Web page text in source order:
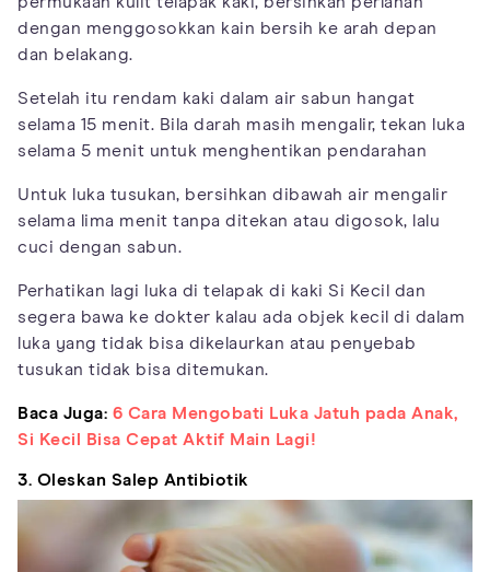
dengan menggosokkan kain bersih ke arah depan
dan belakang.
Setelah itu rendam kaki dalam air sabun hangat
selama 15 menit. Bila darah masih mengalir, tekan luka
selama 5 menit untuk menghentikan pendarahan
Untuk luka tusukan, bersihkan dibawah air mengalir
selama lima menit tanpa ditekan atau digosok, lalu
cuci dengan sabun.
Perhatikan lagi luka di telapak di kaki Si Kecil dan
segera bawa ke dokter kalau ada objek kecil di dalam
luka yang tidak bisa dikelaurkan atau penyebab
tusukan tidak bisa ditemukan.
Baca Juga: 6 Cara Mengobati Luka Jatuh pada Anak,
Si Kecil Bisa Cepat Aktif Main Lagi!
3. Oleskan Salep Antibiotik